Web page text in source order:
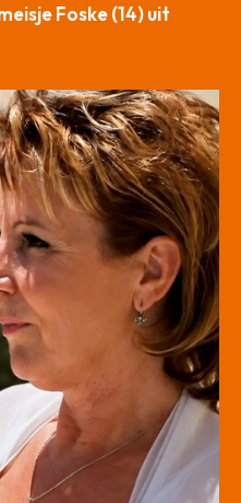
Foske (14) uit